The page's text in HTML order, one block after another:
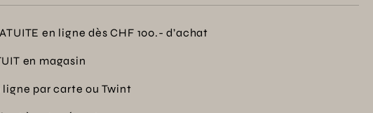
en ligne dès CHF 100.- d’achat
en magasin
par carte ou Twint